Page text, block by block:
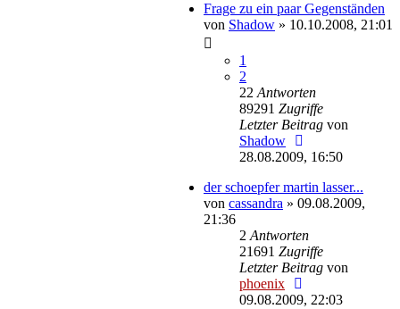
Frage zu ein paar Gegenständen
von Shadow » 10.10.2008, 21:01
1
2
22 Antworten
89291 Zugriffe
Letzter Beitrag von
Shadow
28.08.2009, 16:50
der schoepfer martin lasser...
von cassandra » 09.08.2009,
21:36
2 Antworten
21691 Zugriffe
Letzter Beitrag von
phoenix
09.08.2009, 22:03